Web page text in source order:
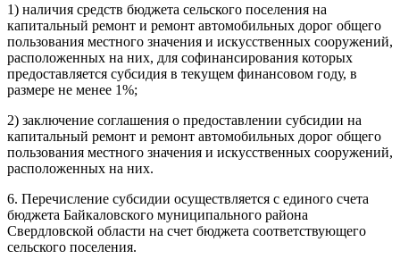
1) наличия средств бюджета сельского поселения на
капитальный ремонт и ремонт автомобильных дорог общего
пользования местного значения и искусственных сооружений,
расположенных на них, для софинансирования которых
предоставляется субсидия в текущем финансовом году, в
размере не менее 1%;
2) заключение соглашения о предоставлении субсидии на
капитальный ремонт и ремонт автомобильных дорог общего
пользования местного значения и искусственных сооружений,
расположенных на них.
6. Перечисление субсидии осуществляется с единого счета
бюджета Байкаловского муниципального района
Свердловской области на счет бюджета соответствующего
сельского поселения.